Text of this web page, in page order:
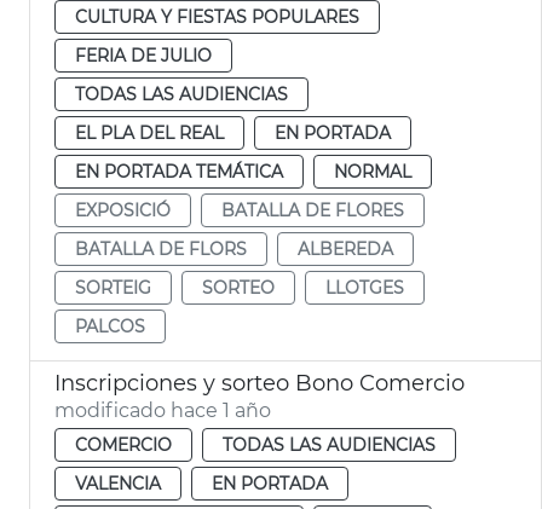
CULTURA Y FIESTAS POPULARES
FERIA DE JULIO
TODAS LAS AUDIENCIAS
EL PLA DEL REAL
EN PORTADA
EN PORTADA TEMÁTICA
NORMAL
EXPOSICIÓ
BATALLA DE FLORES
BATALLA DE FLORS
ALBEREDA
SORTEIG
SORTEO
LLOTGES
PALCOS
Inscripciones y sorteo Bono Comercio
modificado hace 1 año
COMERCIO
TODAS LAS AUDIENCIAS
VALENCIA
EN PORTADA